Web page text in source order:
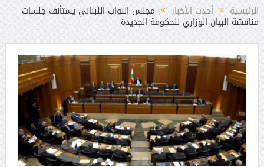
حرائق الغابات
الرئيسية أحدث الأخبار مجلس النواب اللبناني يستأنف جلسات
مناقشة البيان الوزاري للحكومة الجديدة